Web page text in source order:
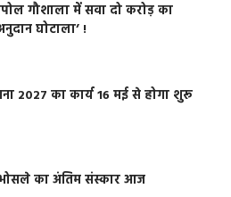
गौशाला में सवा दो करोड़ का
घोटाला’ !
2027 का कार्य 16 मई से होगा शुरू
का अंतिम संस्कार आज